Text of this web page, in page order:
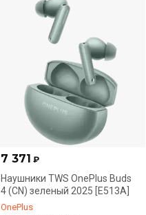
7 371 ₽
Наушники TWS OnePlus Buds
4 (CN) зеленый 2025 [E513A]
OnePlus